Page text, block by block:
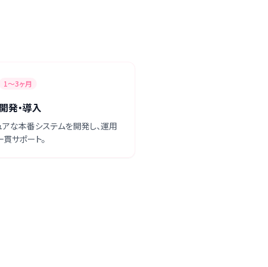
1〜3ヶ月
発・導入
アな本番システムを開発し、運用
サポート。